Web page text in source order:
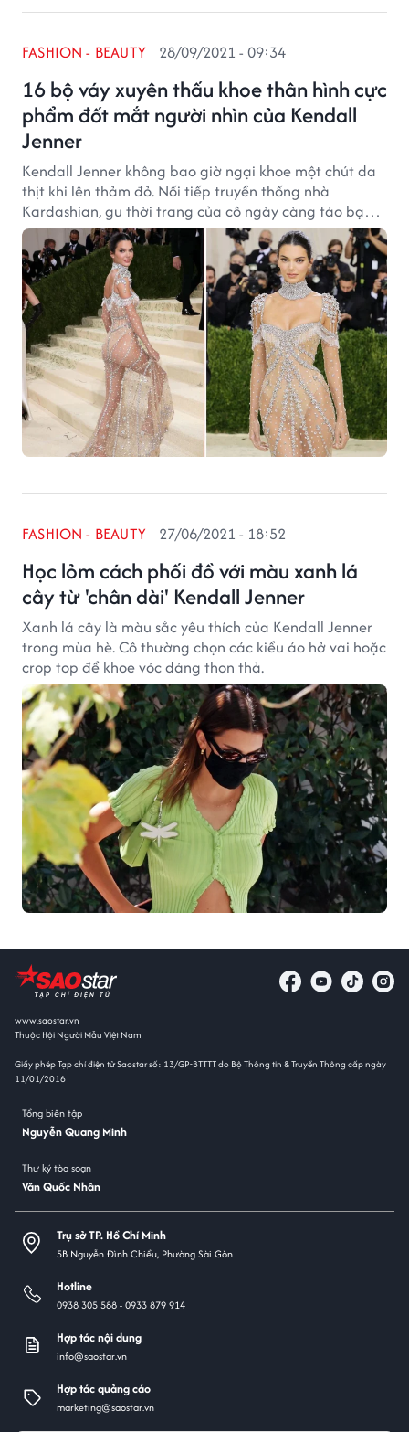
16 bộ váy xuyên thấu khoe thân hình cực
phẩm đốt mắt người nhìn của Kendall
Jenner
FASHION - BEAUTY 28/09/2021 - 09:34
Kendall Jenner không bao giờ ngại khoe một chút da
thịt khi lên thảm đỏ. Nối tiếp truyền thống nhà
Kardashian, gu thời trang của cô ngày càng táo bạo
hơn.
Học lỏm cách phối đồ với màu xanh lá
cây từ 'chân dài' Kendall Jenner
FASHION - BEAUTY 27/06/2021 - 18:52
Xanh lá cây là màu sắc yêu thích của Kendall Jenner
trong mùa hè. Cô thường chọn các kiểu áo hở vai hoặc
crop top để khoe vóc dáng thon thả.
www.saostar.vn
Thuộc Hội Người Mẫu Việt Nam
Giấy phép Tạp chí điện tử Saostar số: 13/GP-BTTTT do Bộ Thông tin & Truyền Thông cấp ngày
11/01/2016
Tổng biên tập
Nguyễn Quang Minh
Thư ký tòa soạn
Văn Quốc Nhân
Trụ sở TP. Hồ Chí Minh
5B Nguyễn Đình Chiểu, Phường Sài Gòn
Hotline
0938 305 588 -0933 879 914
Hợp tác nội dung
info@saostar.vn
Hợp tác quảng cáo
marketing@saostar.vn